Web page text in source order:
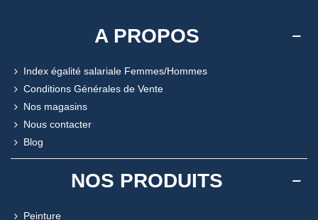
A PROPOS
Index égalité salariale Femmes/Hommes
Conditions Générales de Vente
Nos magasins
Nous contacter
Blog
NOS PRODUITS
Peinture